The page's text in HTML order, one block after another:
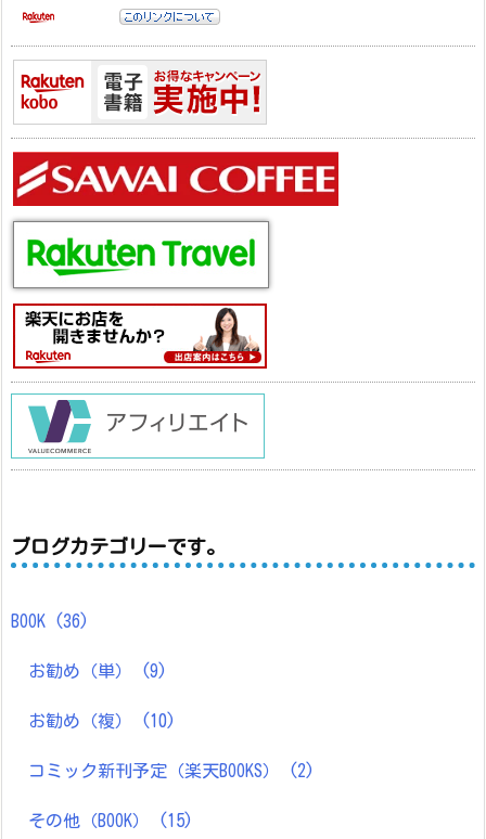
ブログカテゴリーです。
BOOK (36)
お勧め（単） (9)
お勧め（複） (10)
コミック新刊予定（楽天BOOKS） (2)
その他（BOOK） (15)